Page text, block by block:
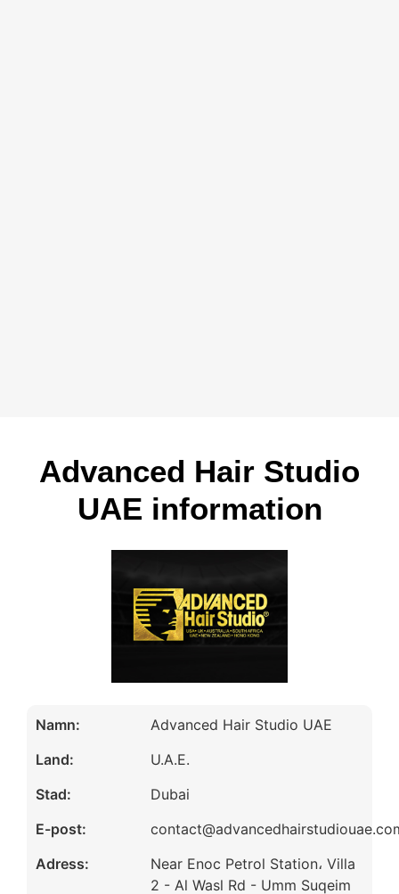
Advanced Hair Studio
UAE information
Namn:
Land:
Stad:
E-post:
Adress:
Advanced Hair Studio UAE
U.A.E.
Dubai
Near Enoc Petrol Station، Villa
2 - Al Wasl Rd - Umm Suqeim